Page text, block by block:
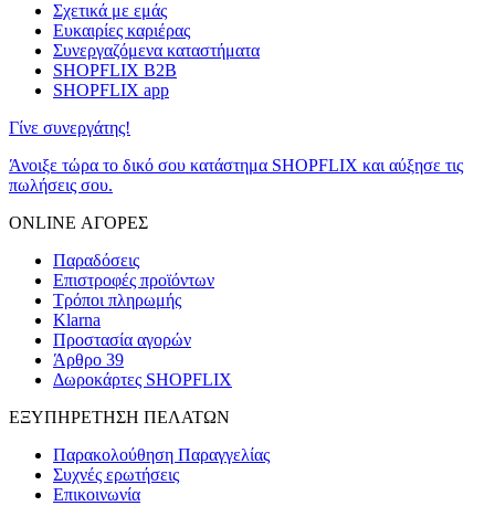
Σχετικά με εμάς
Ευκαιρίες καριέρας
Συνεργαζόμενα καταστήματα
SHOPFLIX B2B
SHOPFLIX app
Γίνε συνεργάτης!
Άνοιξε τώρα το δικό σου κατάστημα SHOPFLIX και αύξησε τις
πωλήσεις σου.
ONLINE ΑΓΟΡΕΣ
Παραδόσεις
Επιστροφές προϊόντων
Τρόποι πληρωμής
Klarna
Προστασία αγορών
Άρθρο 39
Δωροκάρτες SHOPFLIX
ΕΞΥΠΗΡΕΤΗΣΗ ΠΕΛΑΤΩΝ
Παρακολούθηση Παραγγελίας
Συχνές ερωτήσεις
Επικοινωνία